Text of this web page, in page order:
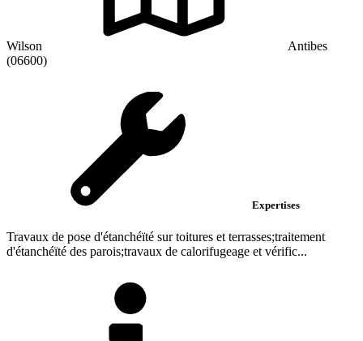
Wilson
Antibes
(06600)
Expertises
Travaux de pose d'étanchéïté sur toitures et terrasses;traitement
d'étanchéïté des parois;travaux de calorifugeage et vérific...